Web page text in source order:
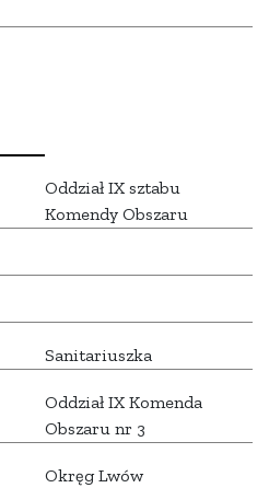
Oddział IX sztabu
Komendy Obszaru
Sanitariuszka
Oddział IX Komenda
Obszaru nr 3
Okręg Lwów